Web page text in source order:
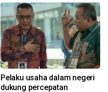
Pelaku usaha dalam negeri
dukung percepatan